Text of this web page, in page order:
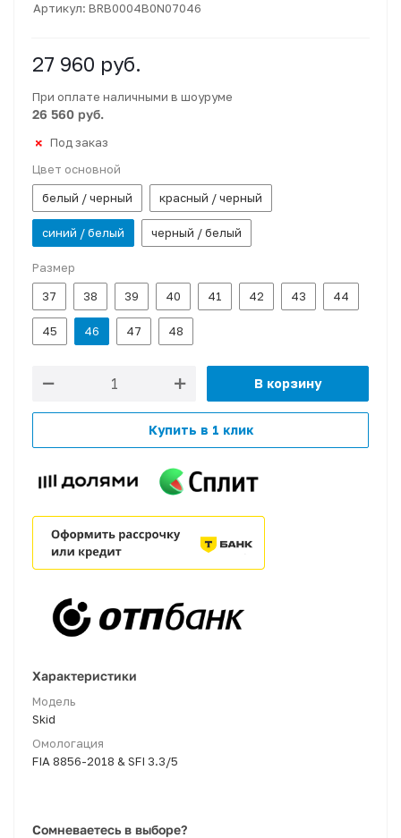
Артикул: BRB0004B0N07046
27 960 руб.
При оплате наличными в шоуруме
26 560 руб.
Под заказ
Цвет основной
белый / черный
красный / черный
синий / белый черный / белый
Размер
37
38 39 40 41 42 43 44
45 46 47 48
В корзину
Купить в 1 клик
Характеристики
Модель
Skid
Омологация
FIA 8856-2018 & SFI 3.3/5
Сомневаетесь в выборе?